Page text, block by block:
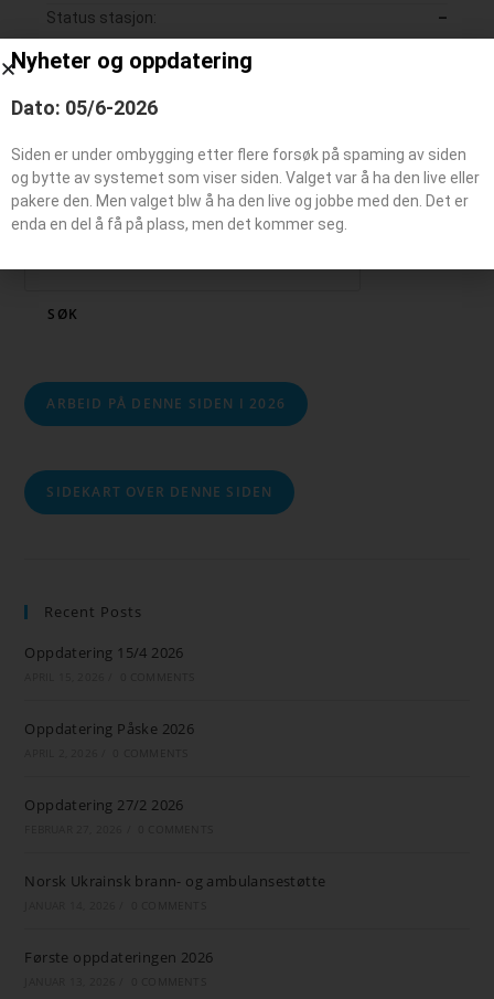
Status stasjon:
–
Søk
SØK
ARBEID PÅ DENNE SIDEN I 2026
SIDEKART OVER DENNE SIDEN
Recent Posts
Oppdatering 15/4 2026
Oppdatering Påske 2026
Oppdatering 27/2 2026
Norsk Ukrainsk brann- og ambulansestøtte
Første oppdateringen 2026
Nyheter og oppdatering
Dato: 05/6-2026
Siden er under ombygging etter flere forsøk på spaming av siden
og bytte av systemet som viser siden. Valget var å ha den live eller
pakere den. Men valget blw å ha den live og jobbe med den. Det er
enda en del å få på plass, men det kommer seg.